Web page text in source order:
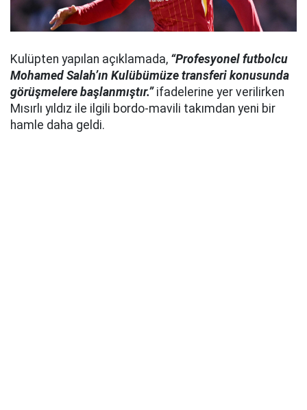
Kulüpten yapılan açıklamada, “Profesyonel futbolcu
Mohamed Salah’ın Kulübümüze transferi konusunda
görüşmelere başlanmıştır.”ifadelerine yer verilirken
Mısırlı yıldız ile ilgili bordo-mavili takımdan yeni bir
hamle daha geldi.